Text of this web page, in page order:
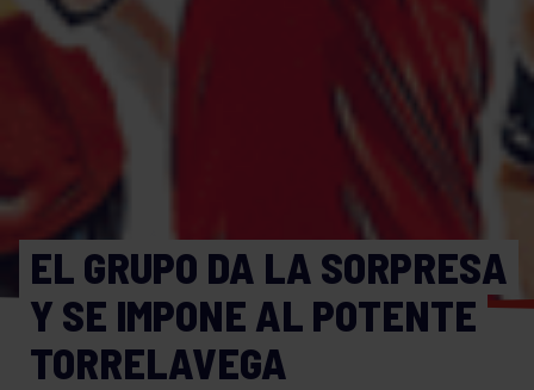
EL GRUPO DA LA SORPRESA
Y SE IMPONE AL POTENTE
TORRELAVEGA